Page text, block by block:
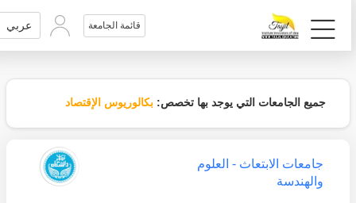
قائمة الجامعة عربي
جميع الجامعات التي يوجد بها تخصص:بكالوريوس الإقتصاد
جامعات الابتعاث - العلوم
والهندسة